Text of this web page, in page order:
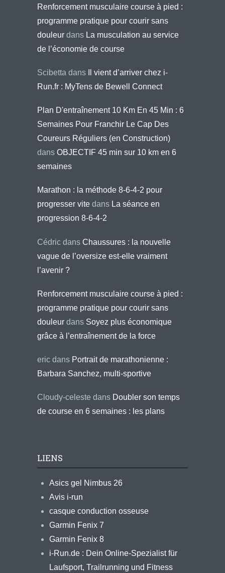
Renforcement musculaire course à pied :
programme pratique pour courir sans
douleur dans La musculation au service
de l’économie de course
Scibetta dans
Il vient d’arriver chez i-
Run.fr : MyTens de Bewell Connect
Plan D'entraînement 10 Km En 45 Min : 6
Semaines Pour Franchir Le Cap Des
Coureurs Réguliers (en Construction)
dans OBJECTIF 45 min sur 10 km en 6
semaines
Marathon : la méthode 8-6-4-2 pour
progresser vite dans La séance en
progression 8-6-4-2
Cédric dans Chaussures : la nouvelle
vague de l’oversize est-elle vraiment
l’avenir ?
Renforcement musculaire course à pied :
programme pratique pour courir sans
douleur dans Soyez plus économique
grâce à l’entraînement de la force
eric dans Portrait de marathonienne :
Barbara Sanchez, multi-sportive
Cloudy-celeste dans Doubler son temps
de course en 6 semaines : les plans
LIENS
Asics gel Nimbus 26
Avis i-run
casque conduction osseuse
Garmin Fenix 7
Garmin Fenix 8
i-Run.de : Dein Online-Spezialist für
Laufsport, Trailrunning und Fitness